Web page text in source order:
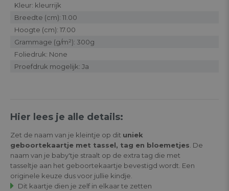
Kleur: kleurrijk
Breedte (cm): 11.00
Hoogte (cm): 17.00
Grammage (g/m²): 300g
Foliedruk: None
Proefdruk mogelijk: Ja
Hier lees je alle details:
Zet de naam van je kleintje op dit uniek
geboortekaartje met tassel, tag en bloemetjes . De
naam van je baby'tje straalt op de extra tag die met
tasseltje aan het geboortekaartje bevestigd wordt. Een
originele keuze dus voor jullie kindje.
Dit kaartje dien je zelf in elkaar te zetten